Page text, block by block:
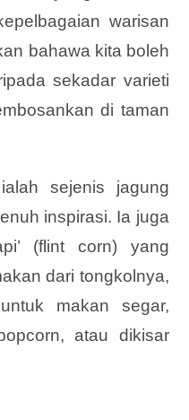
warisan
bahawa kita boleh
sekadar varieti
di taman
sejenis jagung
inspirasi. Ia juga
(flint corn) yang
dari tongkolnya,
makan segar,
atau dikisar